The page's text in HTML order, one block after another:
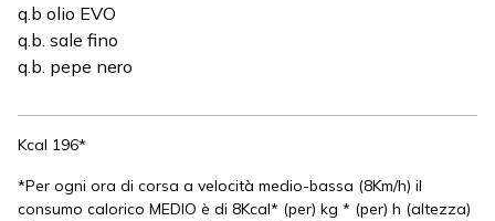
q.b olio EVO
q.b. sale fino
q.b. pepe nero
Kcal 196*
*Per ogni ora di corsa a velocità medio-bassa (8Km/h) il
consumo calorico MEDIO è di 8Kcal* (per) kg * (per) h (altezza)